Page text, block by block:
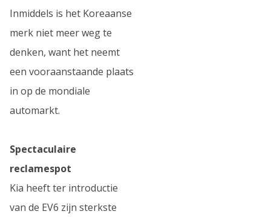
Inmiddels is het Koreaanse
merk niet meer weg te
denken, want het neemt
een vooraanstaande plaats
in op de mondiale
automarkt.
Spectaculaire
reclamespot
Kia heeft ter introductie
van de EV6 zijn sterkste